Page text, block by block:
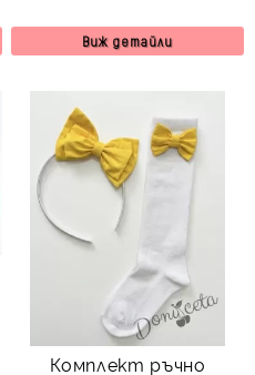
Виж детайли
Комплект ръчно